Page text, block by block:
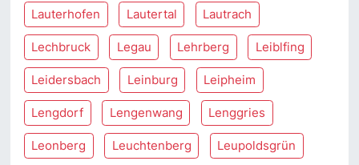
Lauterhofen Lautertal Lautrach
Lechbruck Legau Lehrberg Leiblfing
Leidersbach Leinburg Leipheim
Lengdorf Lengenwang Lenggries
Leonberg Leuchtenberg Leupoldsgrün